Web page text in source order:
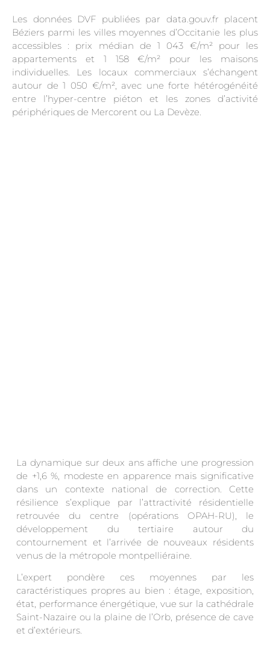
Les données DVF publiées par data.gouv.fr placent
Béziers parmi les villes moyennes d’Occitanie les plus
accessibles : prix médian de 1 043 €/m² pour les
appartements et 1 158 €/m² pour les maisons
individuelles. Les locaux commerciaux s’échangent
autour de 1 050 €/m², avec une forte hétérogénéité
entre l’hyper-centre piéton et les zones d’activité
périphériques de Mercorent ou La Devèze.
La dynamique sur deux ans affiche une progression
de +1,6 %, modeste en apparence mais significative
dans un contexte national de correction. Cette
résilience s’explique par l’attractivité résidentielle
retrouvée du centre (opérations OPAH-RU), le
développement du tertiaire autour du
contournement et l’arrivée de nouveaux résidents
venus de la métropole montpelliéraine.
L’expert pondère ces moyennes par les
caractéristiques propres au bien : étage, exposition,
état, performance énergétique, vue sur la cathédrale
Saint-Nazaire ou la plaine de l’Orb, présence de cave
et d’extérieurs.